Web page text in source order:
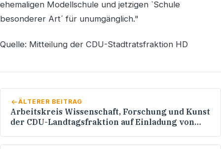
ehemaligen Modellschule und jetzigen `Schule
besonderer Art´ für unumgänglich."
Quelle: Mitteilung der CDU-Stadtratsfraktion HD
ÄLTERER BEITRAG
Arbeitskreis Wissenschaft, Forschung und Kunst
der CDU-Landtagsfraktion auf Einladung von
mit Kulturschaffenden - Besuch von BIOQUANT